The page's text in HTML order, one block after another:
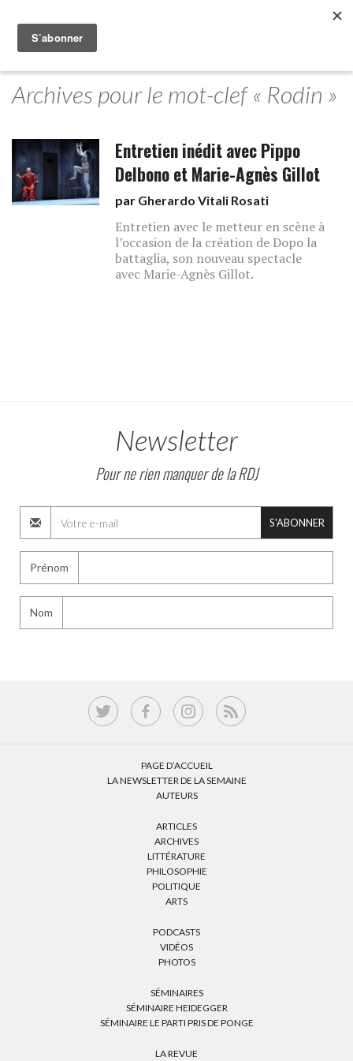
Archives pour le mot-clef « Rodin »
Entretien inédit avec Pippo
Delbono et Marie-Agnès Gillot
par Gherardo Vitali Rosati
Entretien avec le metteur en scène à
l’occasion de la création de Dopo la
battaglia, son nouveau spectacle
avec Marie-Agnès Gillot.
Newsletter
Pour ne rien manquer de la RDJ
S'ABONNER
Prénom
Nom
PAGE D’ACCUEIL
LA NEWSLETTER DE LA SEMAINE
AUTEURS
ARTICLES
ARCHIVES
LITTÉRATURE
PHILOSOPHIE
POLITIQUE
ARTS
PODCASTS
VIDÉOS
PHOTOS
SÉMINAIRES
SÉMINAIRE HEIDEGGER
SÉMINAIRE LE PARTI PRIS DE PONGE
LA REVUE